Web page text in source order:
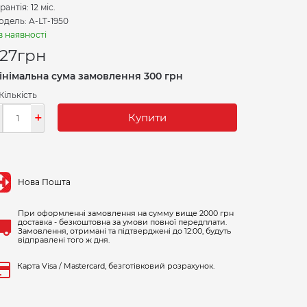
12 міс.
A-LT-1950
наявності
грн
сума замовлення 300 грн
+ Купити
Нова Пошта
При оформленні замовлення на сумму вище 2000 грн
доставка - безкоштовна за умови повної передплати.
Замовлення, отримані та підтверджені до 12:00, будуть
відправлені того ж дня.
Карта Visa / Mastercard, безготівковий розрахунок.